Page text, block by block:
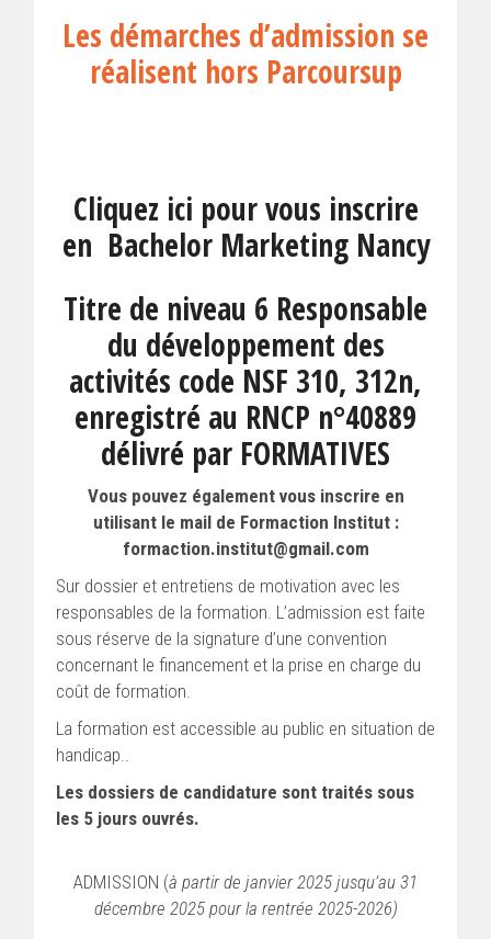
Les démarches d’admission se
réalisent hors Parcoursup
Cliquez ici pour vous inscrire
en Bachelor Marketing Nancy
Titre de niveau 6 Responsable
du développement des
activités code NSF 310, 312n,
enregistré au RNCP n°40889
délivré par FORMATIVES
Vous pouvez également vous inscrire en
utilisant le mail de Formaction Institut :
formaction.institut@gmail.com
Sur dossier et entretiens de motivation avec les
responsables de la formation. L’admission est faite
sous réserve de la signature d’une convention
concernant le financement et la prise en charge du
coût de formation.
La formation est accessible au public en situation de
handicap..
Les dossiers de candidature sont traités sous
les 5 jours ouvrés.
ADMISSION (à partir de janvier 2025 jusqu’au 31
décembre 2025 pour la rentrée 2025-2026)